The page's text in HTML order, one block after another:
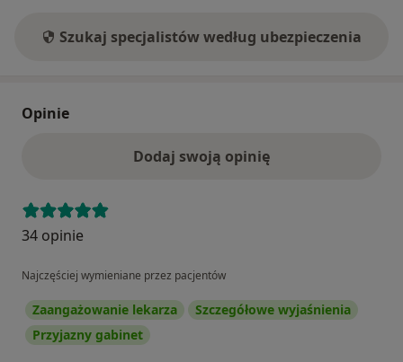
Szukaj specjalistów według ubezpieczenia
Opinie
Dodaj swoją opinię
34 opinie
Najczęściej wymieniane przez pacjentów
Zaangażowanie lekarza
Szczegółowe wyjaśnienia
Przyjazny gabinet